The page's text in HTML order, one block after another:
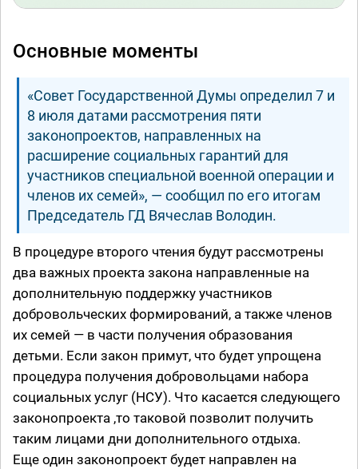
Основные моменты
«Совет Государственной Думы определил 7 и
8 июля датами рассмотрения пяти
законопроектов, направленных на
расширение социальных гарантий для
участников специальной военной операции и
членов их семей», — сообщил по его итогам
Председатель ГД Вячеслав Володин.
В процедуре второго чтения будут рассмотрены
два важных проекта закона направленные на
дополнительную поддержку участников
добровольческих формирований, а также членов
их семей — в части получения образования
детьми. Если закон примут, что будет упрощена
процедура получения добровольцами набора
социальных услуг (НСУ). Что касается следующего
законопроекта ,то таковой позволит получить
таким лицами дни дополнительного отдыха.
Еще один законопроект будет направлен на